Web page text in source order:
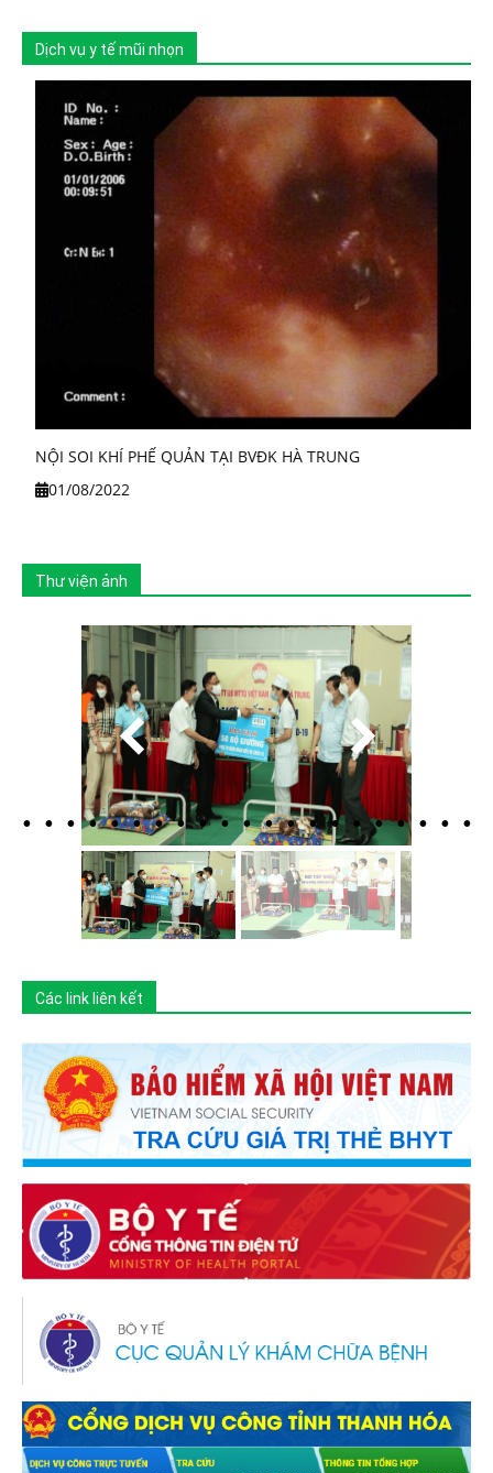
Dịch vụ y tế mũi nhọn
NỘI SOI KHÍ PHẾ QUẢN TẠI BVĐK HÀ TRUNG
01/08/2022
Thư viện ảnh
Các link liên kết